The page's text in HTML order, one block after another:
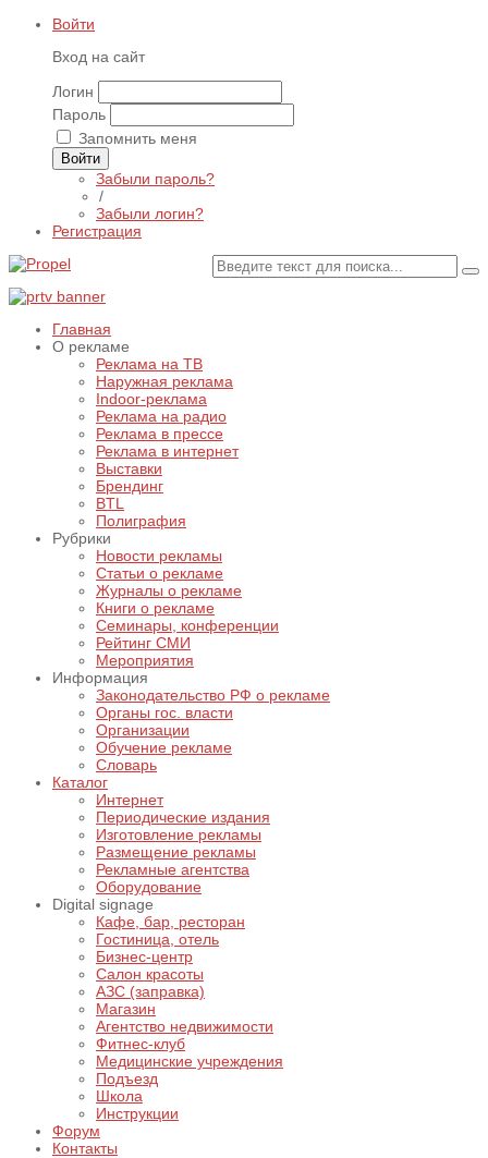
Войти
Вход на сайт
Логин
Пароль
Запомнить меня
Войти
Забыли пароль?
/
Забыли логин?
Регистрация
Главная
О рекламе
Реклама на ТВ
Наружная реклама
Indoor-реклама
Реклама на радио
Реклама в прессе
Реклама в интернет
Выставки
Брендинг
BTL
Полиграфия
Рубрики
Новости рекламы
Статьи о рекламе
Журналы о рекламе
Книги о рекламе
Семинары, конференции
Рейтинг СМИ
Мероприятия
Информация
Законодательство РФ о рекламе
Органы гос. власти
Организации
Обучение рекламе
Словарь
Каталог
Интернет
Периодические издания
Изготовление рекламы
Размещение рекламы
Рекламные агентства
Оборудование
Digital signage
Кафе, бар, ресторан
Гостиница, отель
Бизнес-центр
Салон красоты
АЗС (заправка)
Магазин
Агентство недвижимости
Фитнес-клуб
Медицинские учреждения
Подъезд
Школа
Инструкции
Форум
Контакты